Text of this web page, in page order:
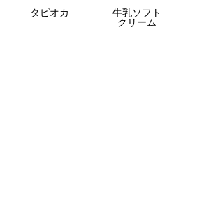
タピオカ
牛乳ソフト
クリーム